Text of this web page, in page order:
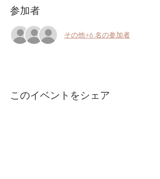
参加者
その他+6 名の参加者
このイベントをシェア